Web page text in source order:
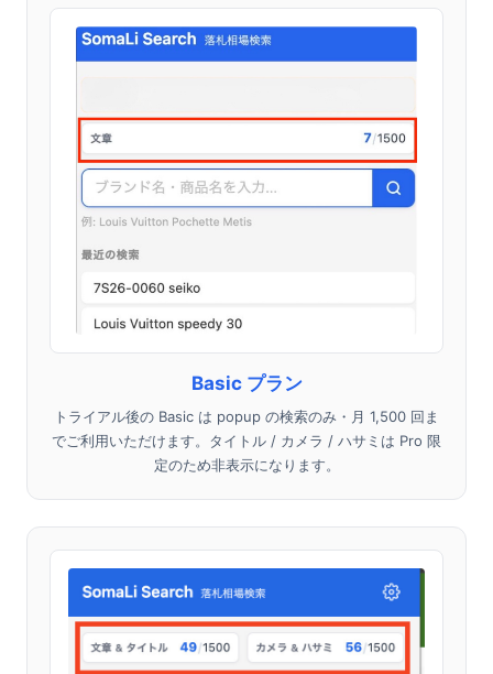
Basic プラン
トライアル後の Basic は popup の検索のみ・月 1,500 回ま
でご利用いただけます。タイトル / カメラ / ハサミは Pro 限
定のため非表示になります。